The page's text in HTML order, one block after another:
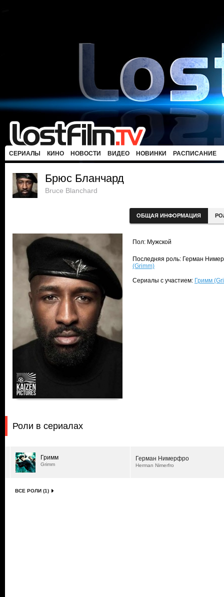
СЕРИАЛЫ КИНО НОВОСТИ ВИДЕО НОВИНКИ РАСПИСАНИЕ
Брюс Бланчард
Bruce Blanchard
ОБЩАЯ ИНФОРМАЦИЯ
Пол: Мужской
Последняя роль: Герман
(Grimm)
Сериалы с участием: Гримм
Роли в сериалах
Гримм
Grimm
Герман Нимерфро
Herman Nimerfro
ВСЕ РОЛИ (1)